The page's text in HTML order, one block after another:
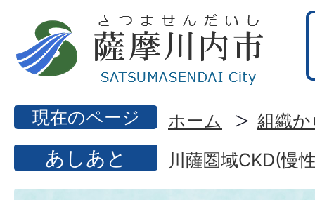
現在のページ ホーム 組織
あしあと 川薩圏域CKD(慢